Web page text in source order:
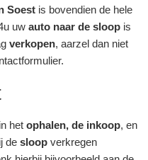
Soest is bovendien de hele
uw auto naar de sloop is
verkopen, aarzel dan niet
het ophalen, de inkoop, en
de sloop verkregen